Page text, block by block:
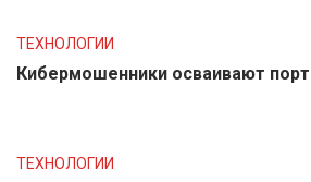
ТЕХНОЛОГИИ
Кибермошенники осваивают
ТЕХНОЛОГИИ